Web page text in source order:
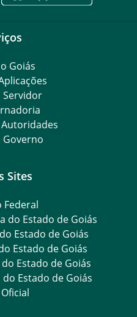
Goiás
Servidor
Governo
Sites
Federal
do Estado de Goiás
Estado de Goiás
Estado de Goiás
Estado de Goiás
Estado de Goiás